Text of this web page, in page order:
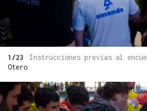
1/23 Instrucciones previas al
Otero